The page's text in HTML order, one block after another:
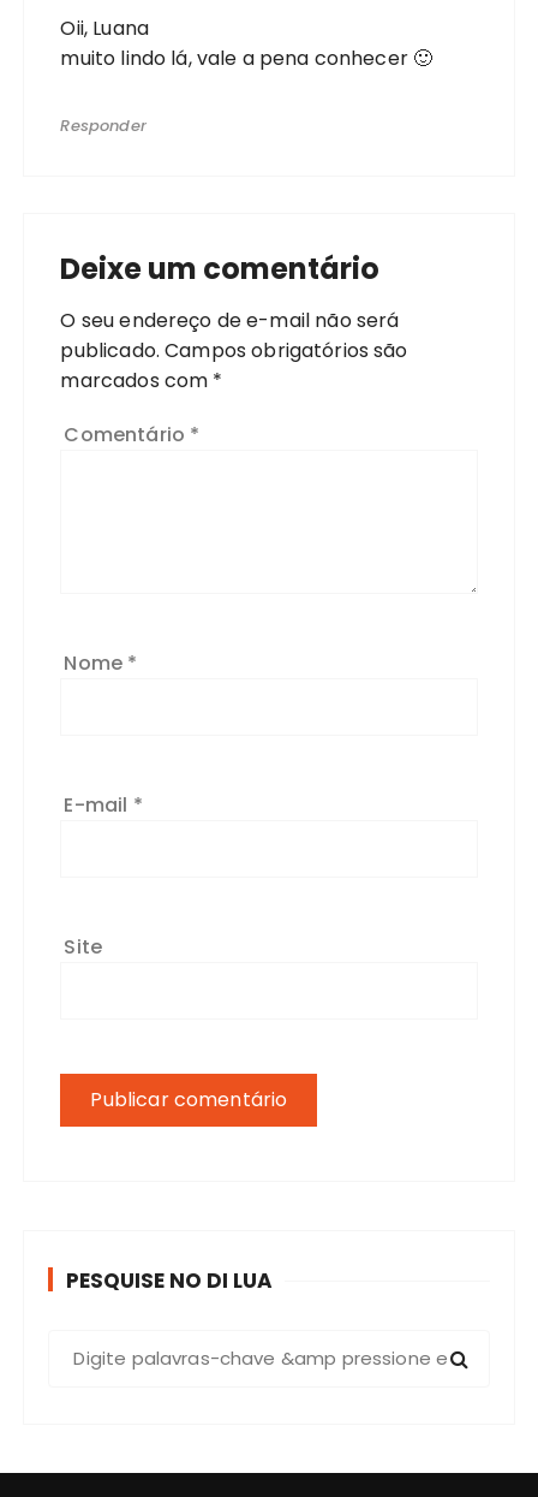
Oii, Luana
muito lindo lá, vale a pena conhecer 🙂
Responder
Deixe um comentário
O seu endereço de e-mail não será
publicado. Campos obrigatórios são
marcados com *
Comentário *
Nome *
E-mail *
Site
PESQUISE NO DI LUA